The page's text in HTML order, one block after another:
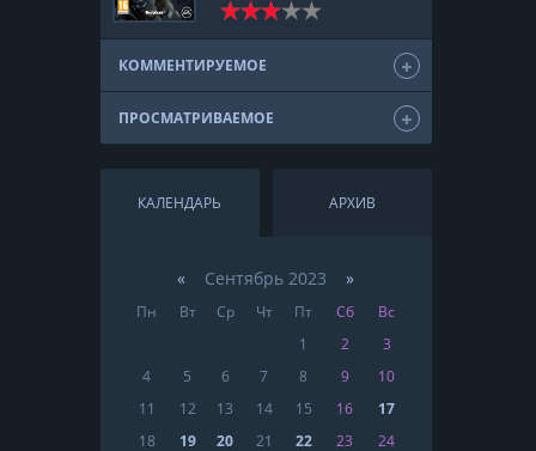
КОММЕНТИРУЕМОЕ
ПРОСМАТРИВАЕМОЕ
КАЛЕНДАРЬ АРХИВ
« Сентябрь 2023 »
Пн Вт Ср Чт Пт Сб
Вс
1
2
3
4
5 6 7 8 9
10
11
12 13 14 15 16
17
18
19 20 21 22 23
24